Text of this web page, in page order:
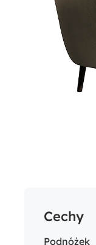
Cechy
Podnóżek